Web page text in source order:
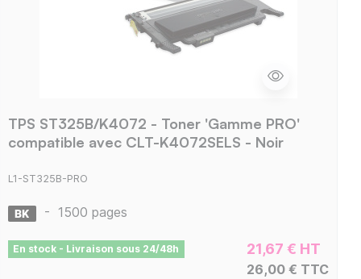
TPS ST325B/K4072 - Toner 'Gamme PRO'
compatible avec CLT-K4072SELS - Noir
L1-ST325B-PRO
- 1500 pages
En stock - Livraison sous 24/48h 21,67 € HT
26,00 € TTC